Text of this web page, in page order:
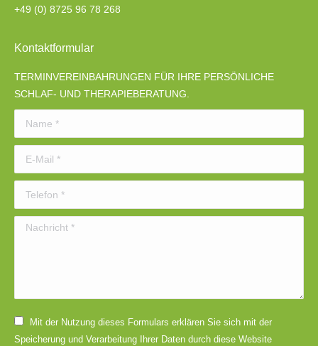
+49 (0) 8725 96 78 268
Kontaktformular
TERMINVEREINBAHRUNGEN FÜR IHRE PERSÖNLICHE
SCHLAF- UND THERAPIEBERATUNG.
Name *
E-Mail *
Telefon *
Nachricht *
Mit der Nutzung dieses Formulars erklären Sie sich mit der
Speicherung und Verarbeitung Ihrer Daten durch diese Website